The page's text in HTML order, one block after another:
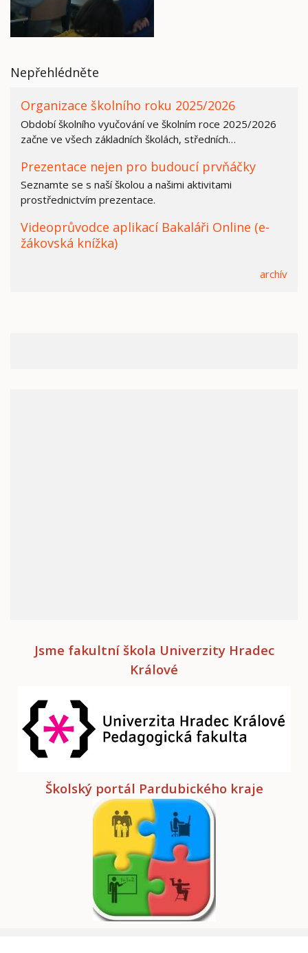
Nepřehlédněte
Organizace školního roku 2025/2026
Období školního vyučování ve školním roce 2025/2026
začne ve všech základních školách, středních…
Prezentace nejen pro budoucí prvňáčky
Seznamte se s naší školou a našimi aktivitami
prostřednictvím prezentace.
Videoprůvodce aplikací Bakaláři Online (e-
žákovská knížka)
archív
Jsme fakultní škola Univerzity Hradec
Králové
Školský portál Pardubického kraje